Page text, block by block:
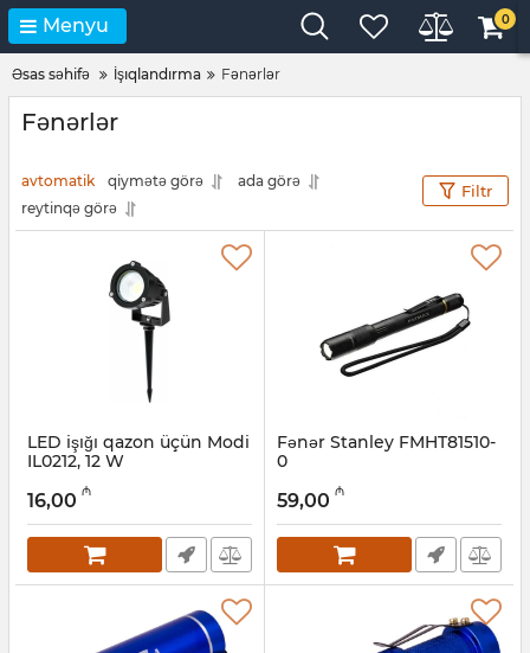
Menyu 0
Əsas səhifə İşıqlandırma Fənərlər
Fənərlər
avtomatik qiymətə görə
ada görə
reytinqə görə
Filtr
LED işığı qazon üçün Modi
IL0212, 12 W
045001198
16,00 ₼
Fənər Stanley FMHT81510-
0
12018221
59,00 ₼